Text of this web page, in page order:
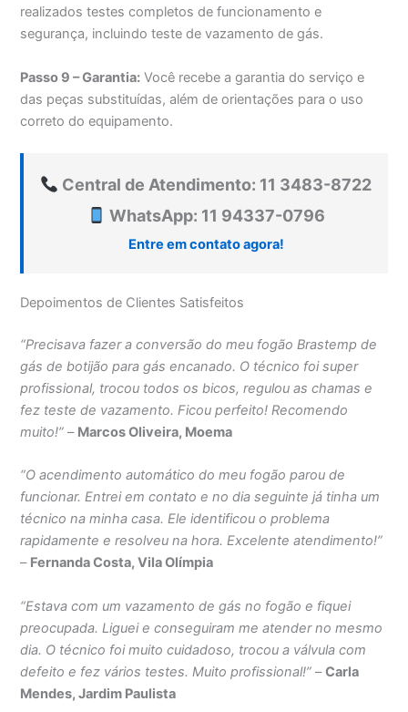
realizados testes completos de funcionamento e
segurança, incluindo teste de vazamento de gás.
Passo 9 – Garantia: Você recebe a garantia do serviço e
das peças substituídas, além de orientações para o uso
correto do equipamento.
Central de Atendimento: 11 3483-8722
WhatsApp: 11 94337-0796
Entre em contato agora!
Depoimentos de Clientes Satisfeitos
“Precisava fazer a conversão do meu fogão Brastemp de
gás de botijão para gás encanado. O técnico foi super
profissional, trocou todos os bicos, regulou as chamas e
fez teste de vazamento. Ficou perfeito! Recomendo
muito!” – Marcos Oliveira, Moema
“O acendimento automático do meu fogão parou de
funcionar. Entrei em contato e no dia seguinte já tinha um
técnico na minha casa. Ele identificou o problema
rapidamente e resolveu na hora. Excelente atendimento!”
– Fernanda Costa, Vila Olímpia
“Estava com um vazamento de gás no fogão e fiquei
preocupada. Liguei e conseguiram me atender no mesmo
dia. O técnico foi muito cuidadoso, trocou a válvula com
defeito e fez vários testes. Muito profissional!” –Carla
Mendes, Jardim Paulista